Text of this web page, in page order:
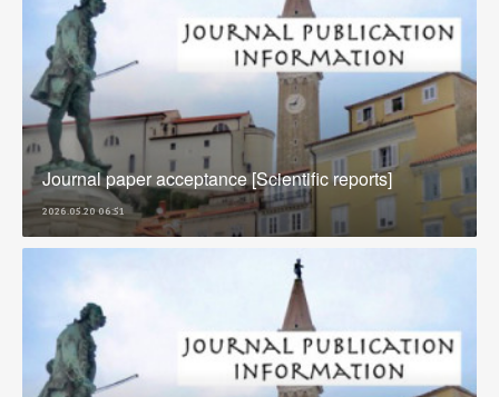
Journal paper acceptance [Scientific reports]
2026.05.20 06:51